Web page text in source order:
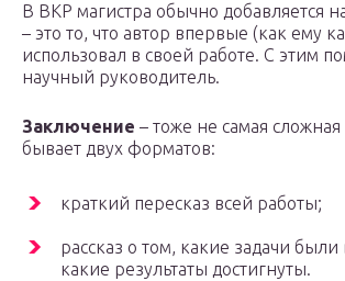
В ВКР магистра обычно добавляется
– это то, что автор впервые (как ему
использовал в своей работе. С этим
научный руководитель.
Заключение – тоже не самая
бывает двух форматов:
краткий пересказ всей работы;
рассказ о том, какие задачи
какие результаты достигнуты.